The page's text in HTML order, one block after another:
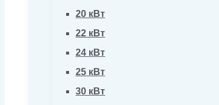
20 кВт
22 кВт
24 кВт
25 кВт
30 кВт